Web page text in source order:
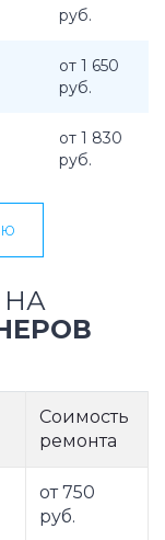
руб.
от 1 650
руб.
от 1 830
руб.
Соимость
ремонта
от 750
руб.